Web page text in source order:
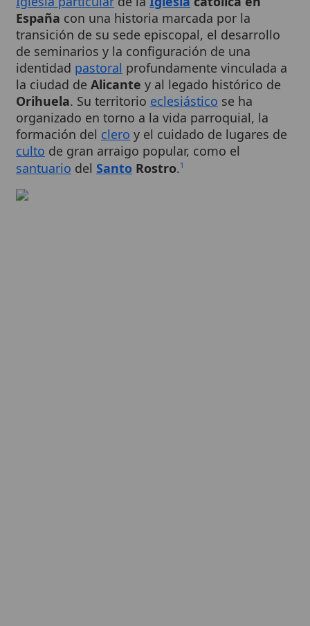
transición de su sede episcopal, el desarrollo
de seminarios y la configuración de una
identidadpastoral profundamente vinculada a
la ciudad deAlicantey al legado histórico de
Orihuela. Su territorioeclesiásticose ha
organizado en torno a la vida parroquial, la
formación delcleroy el cuidado de lugares de
cultode gran arraigo popular, como el
santuariodelSanto Rostro 1